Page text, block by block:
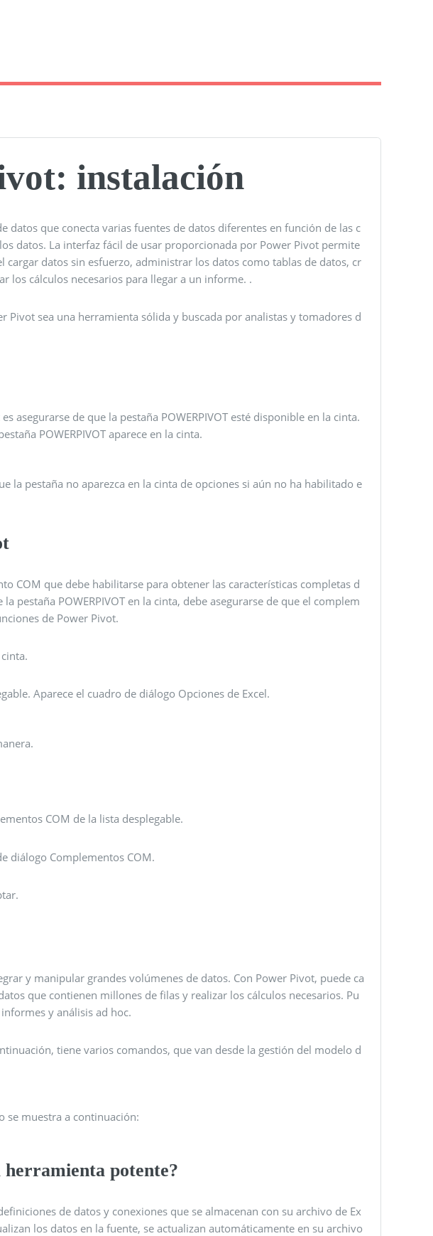
instalación
datos que conecta varias fuentes de datos diferentes en función de las c
datos. La interfaz fácil de usar proporcionada por Power Pivot permite
cargar datos sin esfuerzo, administrar los datos como tablas de datos, cr
los cálculos necesarios para llegar a un informe. .
Pivot sea una herramienta sólida y buscada por analistas y tomadores d
asegurarse de que la pestaña POWERPIVOT esté disponible en la cinta.
POWERPIVOT aparece en la cinta.
la pestaña no aparezca en la cinta de opciones si aún no ha habilitado e
COM que debe habilitarse para obtener las características completas d
pestaña POWERPIVOT en la cinta, debe asegurarse de que el complem
de Power Pivot.
Aparece el cuadro de diálogo Opciones de Excel.
COM de la lista desplegable.
diálogo Complementos COM.
y manipular grandes volúmenes de datos. Con Power Pivot, puede ca
que contienen millones de filas y realizar los cálculos necesarios. Pu
y análisis ad hoc.
tiene varios comandos, que van desde la gestión del modelo d
se muestra a continuación:
herramienta potente?
de datos y conexiones que se almacenan con su archivo de Ex
los datos en la fuente, se actualizan automáticamente en su archivo